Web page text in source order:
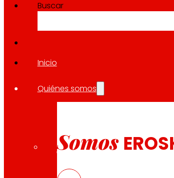
Buscar
Inicio
Quiénes somos
Somos
10.04.2026
ELIKAERA,
la ciudadanía